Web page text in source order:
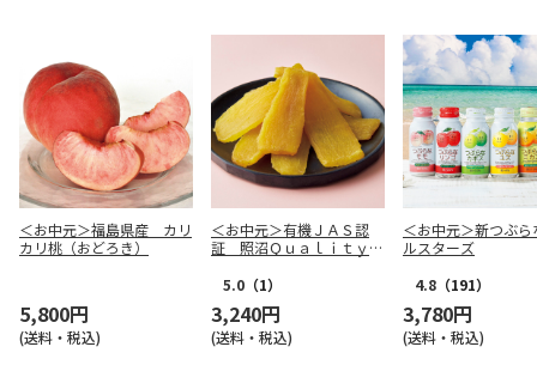
＜お中元＞福島県産 カリ
カリ桃（おどろき）
5,800円
(送料・税込)
＜お中元＞有機ＪＡＳ認
証 照沼Ｑｕａｌｉｔｙ
5.0 （1）
3,240円
(送料・税込)
＜お中元＞新つぶら
ルスターズ
4.8 （191）
3,780円
(送料・税込)